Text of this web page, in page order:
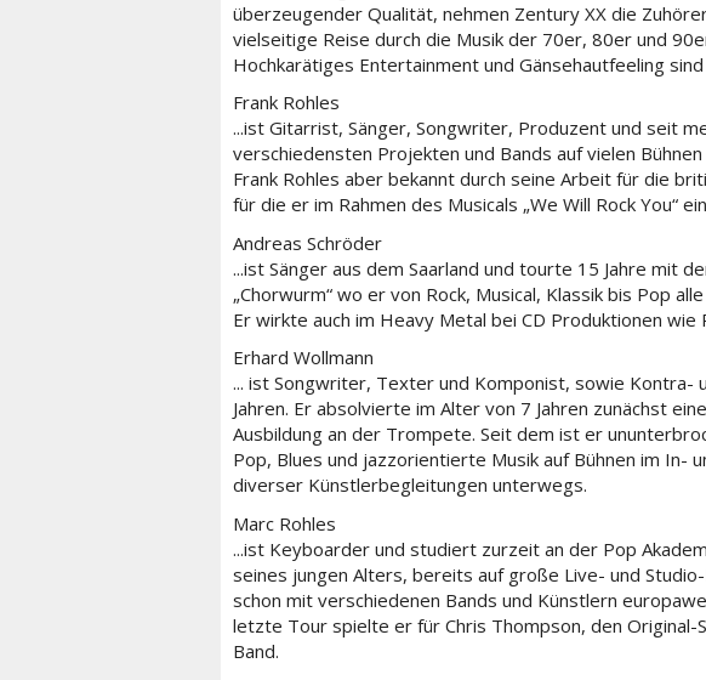
überzeugender Qualität, nehmen Zentury XX die
vielseitige Reise durch die Musik der 70er, 80er und
Hochkarätiges Entertainment und Gänsehautfeeling
Frank Rohles
...ist Gitarrist, Sänger, Songwriter, Produzent und seit
verschiedensten Projekten und Bands auf vielen
Frank Rohles aber bekannt durch seine Arbeit für die
für die er im Rahmen des Musicals „We Will Rock You“
Andreas Schröder
...ist Sänger aus dem Saarland und tourte 15 Jahre mit
„Chorwurm“ wo er von Rock, Musical, Klassik bis Pop
Er wirkte auch im Heavy Metal bei CD Produktionen
Erhard Wollmann
... ist Songwriter, Texter und Komponist, sowie Kontra-
Jahren. Er absolvierte im Alter von 7 Jahren zunächst
Ausbildung an der Trompete. Seit dem ist er
Pop, Blues und jazzorientierte Musik auf Bühnen im In-
diverser Künstlerbegleitungen unterwegs.
Marc Rohles
...ist Keyboarder und studiert zurzeit an der Pop
seines jungen Alters, bereits auf große Live- und
schon mit verschiedenen Bands und Künstlern
letzte Tour spielte er für Chris Thompson, den Original-
Band.